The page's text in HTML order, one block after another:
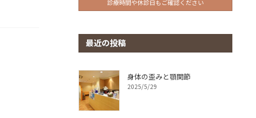
診療時間や休診日もご確認ください
最近の投稿
身体の歪みと顎関節
2025/5/29